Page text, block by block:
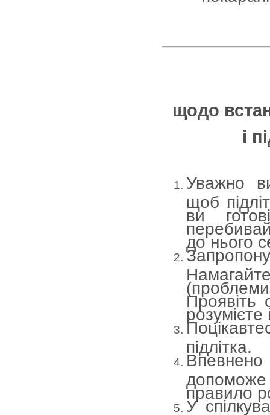
щодо
і
Уважно
щоб
ви
до нього
Проявіть
розумієте
підлітка.
допоможе
правило
У